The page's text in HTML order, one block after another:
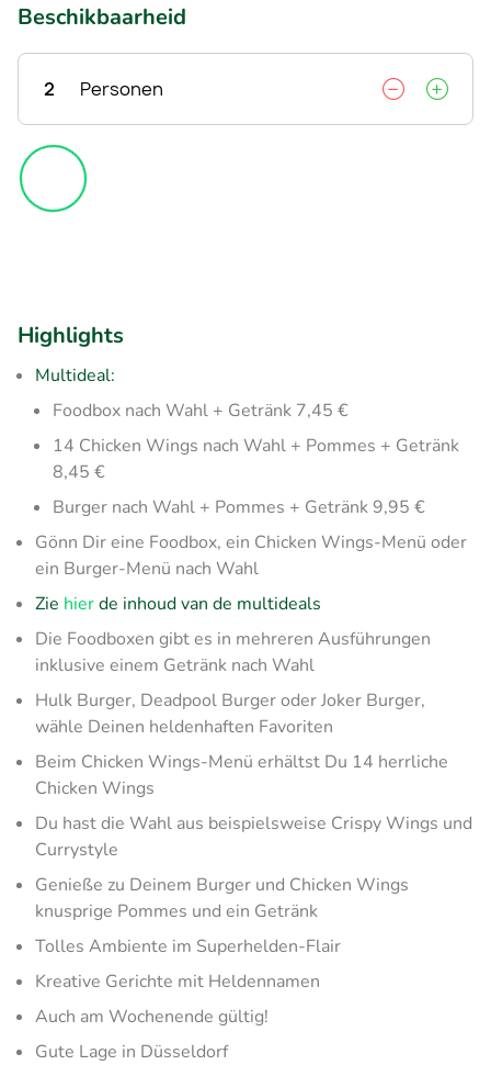
Beschikbaarheid
2 Personen
Highlights
Multideal:
Foodbox nach Wahl + Getränk 7,45 €
14 Chicken Wings nach Wahl + Pommes + Getränk
8,45 €
Burger nach Wahl + Pommes + Getränk 9,95 €
Gönn Dir eine Foodbox, ein Chicken Wings-Menü oder
ein Burger-Menü nach Wahl
Zie hierde inhoud van de multideals
Die Foodboxen gibt es in mehreren Ausführungen
inklusive einem Getränk nach Wahl
Hulk Burger, Deadpool Burger oder Joker Burger,
wähle Deinen heldenhaften Favoriten
Beim Chicken Wings-Menü erhältst Du 14 herrliche
Chicken Wings
Du hast die Wahl aus beispielsweise Crispy Wings und
Currystyle
Genieße zu Deinem Burger und Chicken Wings
knusprige Pommes und ein Getränk
Tolles Ambiente im Superhelden-Flair
Kreative Gerichte mit Heldennamen
Auch am Wochenende gültig!
Gute Lage in Düsseldorf